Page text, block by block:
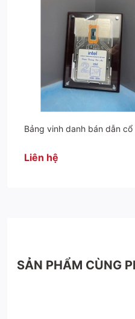
Bảng vinh danh bán dẫn cổ
Liên hệ
SẢN PHẨM CÙNG